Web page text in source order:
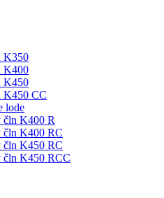
K350
K400
K450
K450 CC
lode
čln K400 R
čln K400 RC
čln K450 RC
čln K450 RCC